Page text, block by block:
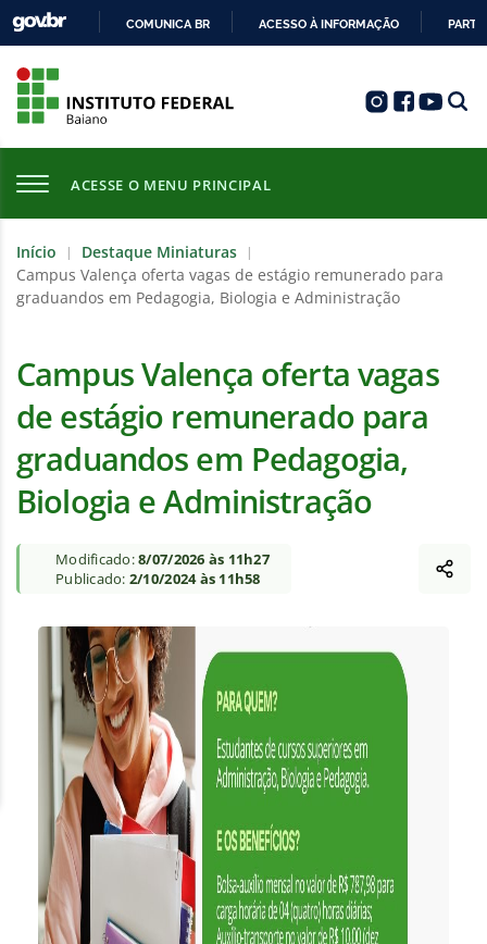
COMUNICA BR ACESSO À INFORMAÇÃO
ACESSE O MENU PRINCIPAL
Início | Destaque Miniaturas |
Campus Valença oferta vagas de estágio remunerado para
graduandos em Pedagogia, Biologia e Administração
Campus Valença oferta vagas
de estágio remunerado para
graduandos em Pedagogia,
Biologia e Administração
Modificado:8/07/2026 às 11h27
Publicado: 2/10/2024 às 11h58